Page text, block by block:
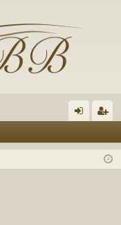
au ist